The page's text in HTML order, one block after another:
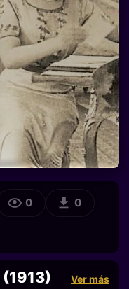
0 0
Ver más